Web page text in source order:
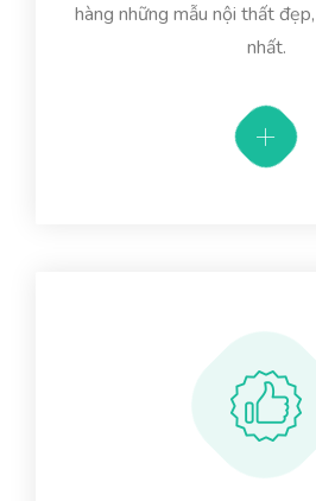
hàng những mẫu nội thất
nhất.